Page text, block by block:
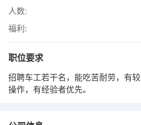
人数:
福利:
职位要求
招聘车工若干名，能吃苦耐劳，有
操作，有经验者优先。